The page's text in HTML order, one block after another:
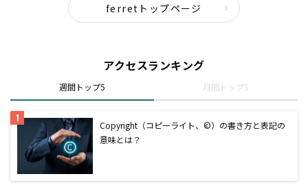
ferretトップページ
アクセスランキング
週間トップ5 月間トップ5
Copyright（コピーライト、©）の書き方と表記の
意味とは？